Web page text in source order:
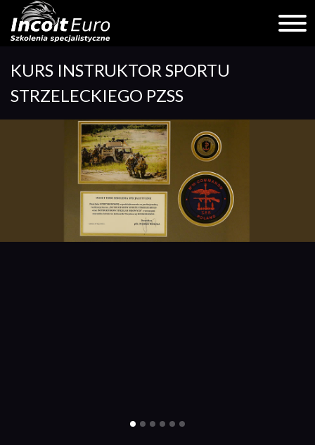
content
KURS INSTRUKTOR SPORTU
STRZELECKIEGO PZSS